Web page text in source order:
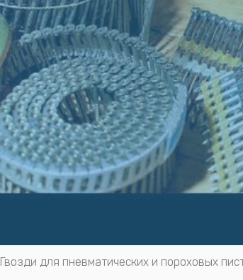
Гвозди для пневматических и пороховых